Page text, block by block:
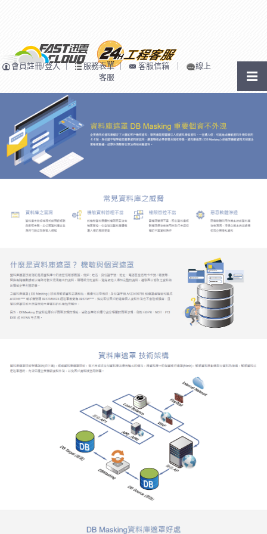
會員註冊/登入｜ 服務表單｜ 客服信箱 ｜
線上
客服